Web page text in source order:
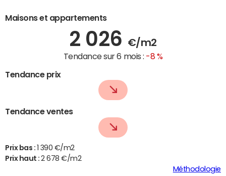
Maisons et appartements
2 026 €/m2
Tendance sur 6 mois : -8 %
Tendance prix
Tendance ventes
Prix bas :
1 390 €/m2
Prix haut :2 678 €/m2
Méthodologie